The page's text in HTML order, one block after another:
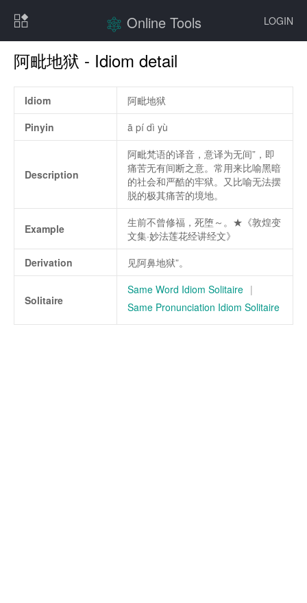
LOGIN
Online Tools
阿毗地狱 - Idiom detail
Idiom
阿毗地狱
Pinyin
ā pí dì yù
Description
阿毗梵语的译音，意译为无间”，即
痛苦无有间断之意。常用来比喻黑暗
的社会和严酷的牢狱。又比喻无法摆
脱的极其痛苦的境地。
Example
生前不曾修福，死堕～。★《敦煌变
文集·妙法莲花经讲经文》
Derivation
见阿鼻地狱”。
Solitaire
Same Word Idiom Solitaire |
Same Pronunciation Idiom Solitaire